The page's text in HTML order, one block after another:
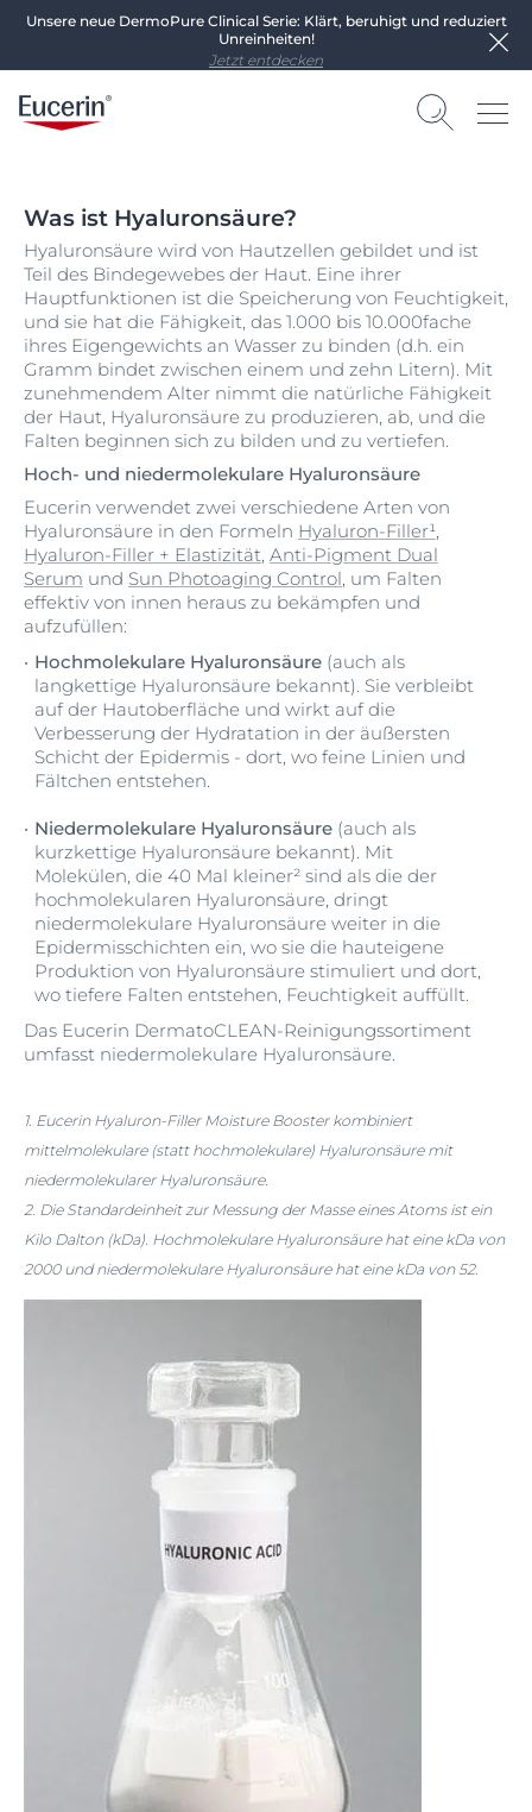
Unsere neue DermoPure Clinical Serie: Klärt, beruhigt und reduziert
Unreinheiten!
Jetzt entdecken
Was ist Hyaluronsäure?
Hyaluronsäure wird von Hautzellen gebildet und ist
Teil des Bindegewebes der Haut. Eine ihrer
Hauptfunktionen ist die Speicherung von Feuchtigkeit,
und sie hat die Fähigkeit, das 1.000 bis 10.000fache
ihres Eigengewichts an Wasser zu binden (d.h. ein
Gramm bindet zwischen einem und zehn Litern). Mit
zunehmendem Alter nimmt die natürliche Fähigkeit
der Haut, Hyaluronsäure zu produzieren, ab, und die
Falten beginnen sich zu bilden und zu vertiefen.
Hoch- und niedermolekulare Hyaluronsäure
Eucerin verwendet zwei verschiedene Arten von
Hyaluronsäure in den Formeln Hyaluron-Filler¹,
Hyaluron-Filler + Elastizität, Anti-Pigment Dual
Serum und Sun Photoaging Control, um Falten
effektiv von innen heraus zu bekämpfen und
aufzufüllen:
Hochmolekulare Hyaluronsäure (auch als
langkettige Hyaluronsäure bekannt). Sie verbleibt
auf der Hautoberfläche und wirkt auf die
Verbesserung der Hydratation in der äußersten
Schicht der Epidermis - dort, wo feine Linien und
Fältchen entstehen.
Niedermolekulare Hyaluronsäure (auch als
kurzkettige Hyaluronsäure bekannt). Mit
Molekülen, die 40 Mal kleiner² sind als die der
hochmolekularen Hyaluronsäure, dringt
niedermolekulare Hyaluronsäure weiter in die
Epidermisschichten ein, wo sie die hauteigene
Produktion von Hyaluronsäure stimuliert und dort,
wo tiefere Falten entstehen, Feuchtigkeit auffüllt.
Das Eucerin DermatoCLEAN-Reinigungssortiment
umfasst niedermolekulare Hyaluronsäure.
1. Eucerin Hyaluron-Filler Moisture Booster kombiniert
mittelmolekulare (statt hochmolekulare) Hyaluronsäure mit
niedermolekularer Hyaluronsäure.
2. Die Standardeinheit zur Messung der Masse eines Atoms ist ein
Kilo Dalton (kDa). Hochmolekulare Hyaluronsäure hat eine kDa von
2000 und niedermolekulare Hyaluronsäure hat eine kDa von 52.